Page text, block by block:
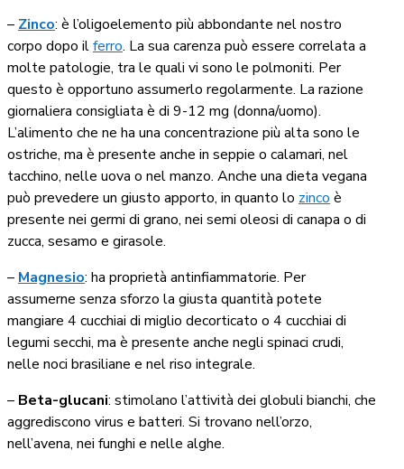
– Zinco: è l’oligoelemento più abbondante nel nostro
corpo dopo ilferro. La sua carenza può essere correlata a
molte patologie, tra le quali vi sono le polmoniti. Per
questo è opportuno assumerlo regolarmente. La razione
giornaliera consigliata è di 9-12 mg (donna/uomo).
L’alimento che ne ha una concentrazione più alta sono le
ostriche, ma è presente anche in seppie o calamari, nel
tacchino, nelle uova o nel manzo. Anche una dieta vegana
può prevedere un giusto apporto, in quanto lo zinco è
presente nei germi di grano, nei semi oleosi di canapa o di
zucca, sesamo e girasole.
– Magnesio: ha proprietà antinfiammatorie. Per
assumerne senza sforzo la giusta quantità potete
mangiare 4 cucchiai di miglio decorticato o 4 cucchiai di
legumi secchi, ma è presente anche negli spinaci crudi,
nelle noci brasiliane e nel riso integrale.
– Beta-glucani: stimolano l’attività dei globuli bianchi, che
aggrediscono virus e batteri. Si trovano nell’orzo,
nell’avena, nei funghi e nelle alghe.